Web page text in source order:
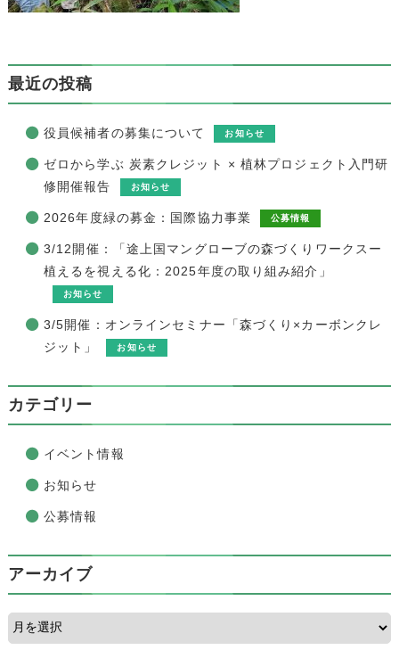
最近の投稿
役員候補者の募集について お知らせ
ゼロから学ぶ 炭素クレジット × 植林プロジェクト入門研
修開催報告
お知らせ
2026年度緑の募金：国際協力事業 公募情報
3/12開催：「途上国マングローブの森づくりワークスー
植えるを視える化：2025年度の取り組み紹介」
お知らせ
3/5開催：オンラインセミナー「森づくり×カーボンクレ
ジット」
お知らせ
カテゴリー
イベント情報
お知らせ
公募情報
アーカイブ